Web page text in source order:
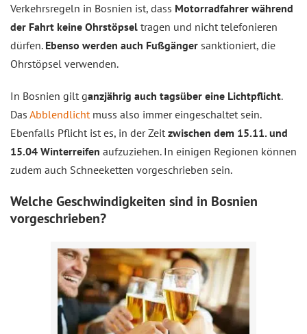
Verkehrsregeln in Bosnien ist, dass Motorradfahrer während
der Fahrt keine Ohrstöpsel tragen und nicht telefonieren
dürfen. Ebenso werden auch Fußgänger sanktioniert, die
Ohrstöpsel verwenden.
In Bosnien gilt ganzjährig auch tagsüber eine Lichtpflicht.
Das Abblendlicht muss also immer eingeschaltet sein.
Ebenfalls Pflicht ist es, in der Zeit zwischen dem 15.11. und
15.04 Winterreifen aufzuziehen. In einigen Regionen können
zudem auch Schneeketten vorgeschrieben sein.
Welche Geschwindigkeiten sind in Bosnien
vorgeschrieben?